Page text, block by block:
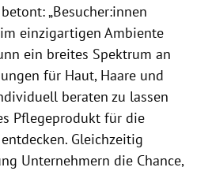
„Besucher:innen
einzigartigen Ambiente
ein breites Spektrum an
für Haut, Haare und
beraten zu lassen
Pflegeprodukt für die
Gleichzeitig
Unternehmern die Chance,